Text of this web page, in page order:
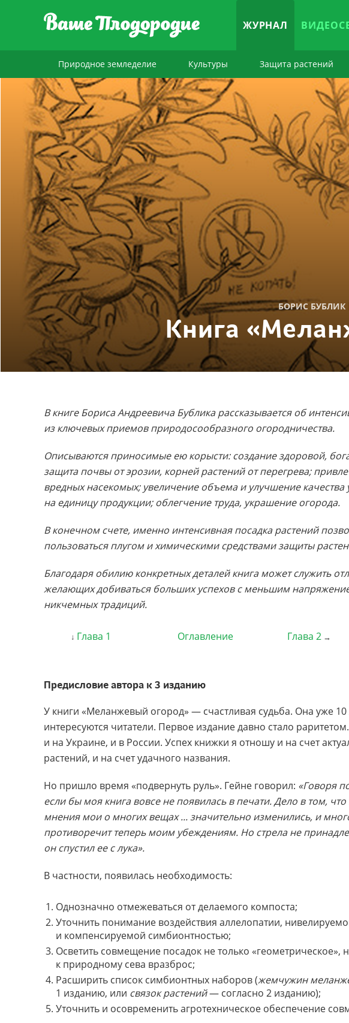
ЖУРНАЛ
Природное земледелие Культуры Защита растений
БОРИС БУБЛИК
Книга
В книге Бориса Андреевича Бублика рассказывается об
из ключевых приемов природосообразного огородничества.
Описываются приносимые ею корысти: создание здоровой,
защита почвы от эрозии, корней растений от перегрева;
вредных насекомых; увеличение объема и улучшение
на единицу продукции; облегчение труда, украшение огорода.
В конечном счете, именно интенсивная посадка растений
пользоваться плугом и химическими средствами защиты
Благодаря обилию конкретных деталей книга может служить
желающих добиваться больших успехов с меньшим
никчемных традиций.
↓ Глава 1 Оглавление Глава 2 →
Предисловие автора к 3 изданию
У книги «Меланжевый огород» — счастливая судьба. Она уже
интересуются читатели. Первое издание давно стало
и на Украине, и в России. Успех книжки я отношу и на счет
растений, и на счет удачного названия.
Но пришло время «подвернуть руль». Гейне говорил: «Говоря
если бы моя книга вовсе не появилась в печати. Дело в том,
мнения мои о многих вещах ... значительно изменились, и
противоречит теперь моим убеждениям. Но стрела не
он спустил ее с лука».
В частности, появилась необходимость:
Однозначно отмежеваться от делаемого компоста;
Уточнить понимание воздействия аллелопатии,
и компенсируемой симбионтностью;
Осветить совмещение посадок не только
к природному сева вразброс;
Расширить список симбионтных наборов (жемчужин
1 изданию, или связок растений— согласно 2 изданию);
Уточнить и осовременить агротехническое обеспечение